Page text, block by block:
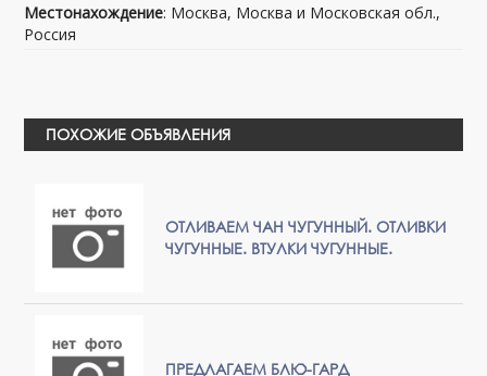
Местонахождение: Москва, Москва и Московская обл.,
Россия
ПОХОЖИЕ ОБЪЯВЛЕНИЯ
ОТЛИВАЕМ ЧАН ЧУГУННЫЙ. ОТЛИВКИ
ЧУГУННЫЕ. ВТУЛКИ ЧУГУННЫЕ.
ПРЕДЛАГАЕМ БЛЮ-ГАРД